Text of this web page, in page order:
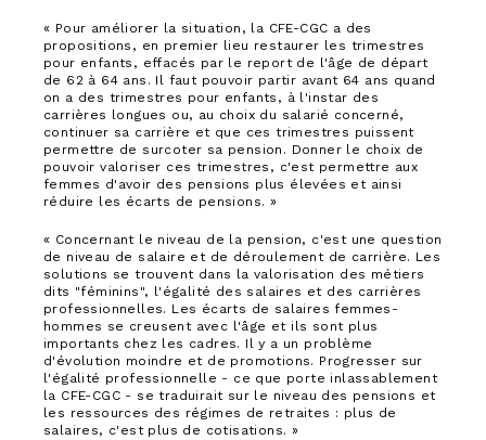
« Pour améliorer la situation, la CFE-CGC a des
propositions, en premier lieu restaurer les trimestres
pour enfants, effacés par le report de l'âge de départ
de 62 à 64 ans. Il faut pouvoir partir avant 64 ans quand
on a des trimestres pour enfants, à l'instar des
carrières longues ou, au choix du salarié concerné,
continuer sa carrière et que ces trimestres puissent
permettre de surcoter sa pension. Donner le choix de
pouvoir valoriser ces trimestres, c'est permettre aux
femmes d'avoir des pensions plus élevées et ainsi
réduire les écarts de pensions. »
« Concernant le niveau de la pension, c'est une question
de niveau de salaire et de déroulement de carrière. Les
solutions se trouvent dans la valorisation des métiers
dits "féminins", l'égalité des salaires et des carrières
professionnelles. Les écarts de salaires femmes-
hommes se creusent avec l'âge et ils sont plus
importants chez les cadres. Il y a un problème
d'évolution moindre et de promotions. Progresser sur
l'égalité professionnelle - ce que porte inlassablement
la CFE-CGC - se traduirait sur le niveau des pensions et
les ressources des régimes de retraites : plus de
salaires, c'est plus de cotisations. »